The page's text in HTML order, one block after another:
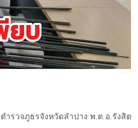
รวจภูธรจังหวัดลำปาง พ.ต.อ.รังสิต